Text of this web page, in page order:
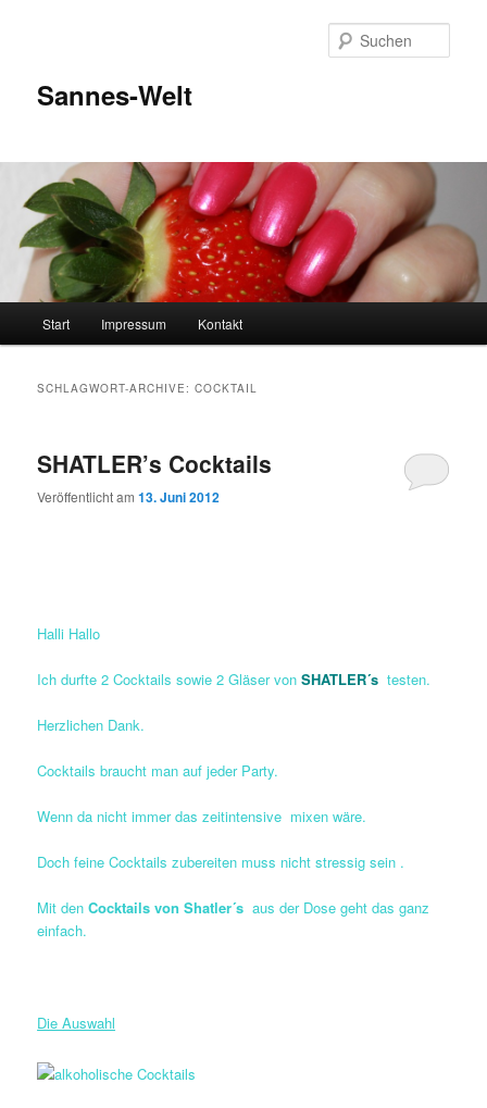
Sannes-Welt
Start Impressum Kontakt
SCHLAGWORT-ARCHIVE:COCKTAIL
SHATLER’s Cocktails
Veröffentlicht am13. Juni 2012
Halli Hallo
Ich durfte 2 Cocktails sowie 2 Gläser vonSHATLER´s testen.
Herzlichen Dank.
Cocktails braucht man auf jeder Party.
Wenn da nicht immer das zeitintensive mixen wäre.
Doch feine Cocktails zubereiten muss nicht stressig sein .
Mit denCocktails von Shatler´s aus der Dose geht das ganz
einfach.
Die Auswahl